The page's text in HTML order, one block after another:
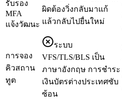
รับรอง
MFA
แจ้งวัฒนะ
ผิดต้องวิ่งกลับมาแก้
แล้วกลับไปยื่นใหม่
การจอง
คิวสถาน
ทูต
ระบบ
VFS/TLS/BLS เป็น
ภาษาอังกฤษ การชำระ
เงินบัตรต่างประเทศซับ
ซ้อน